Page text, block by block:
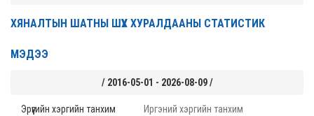
ХЯНАЛТЫН ШАТНЫ ШҮҮХ ХУРАЛДААНЫ СТАТИСТИК
МЭДЭЭ
/ 2016-05-01 - 2026-08-09 /
Эрүүгийн хэргийн танхим Иргэний хэргийн танхим